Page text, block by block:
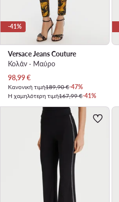
-41%
Versace Jeans Couture
Κολάν · Μαύρο
Τρέχουσα τιμή
98,99€
Κανονική τιμή189,90 €-47%
Η χαμηλότερη τιμή167,99 €-41%